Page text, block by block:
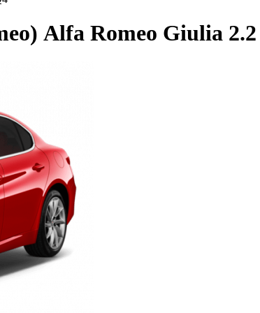
Alfa Romeo Giulia 2.2